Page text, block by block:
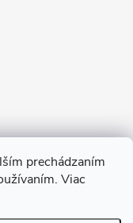
prechádzaním
Viac